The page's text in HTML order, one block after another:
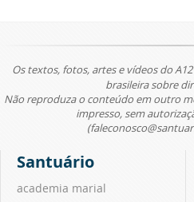
Os textos, fotos, artes e vídeos do
brasileira sobre
Não reproduza o conteúdo em outro
impresso, sem
Santuário
academia marial